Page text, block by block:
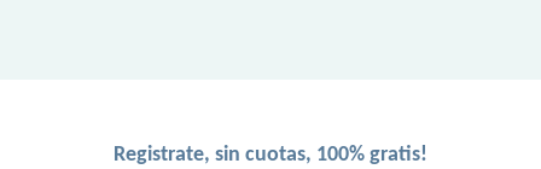
Registrate, sin cuotas, 100% gratis!